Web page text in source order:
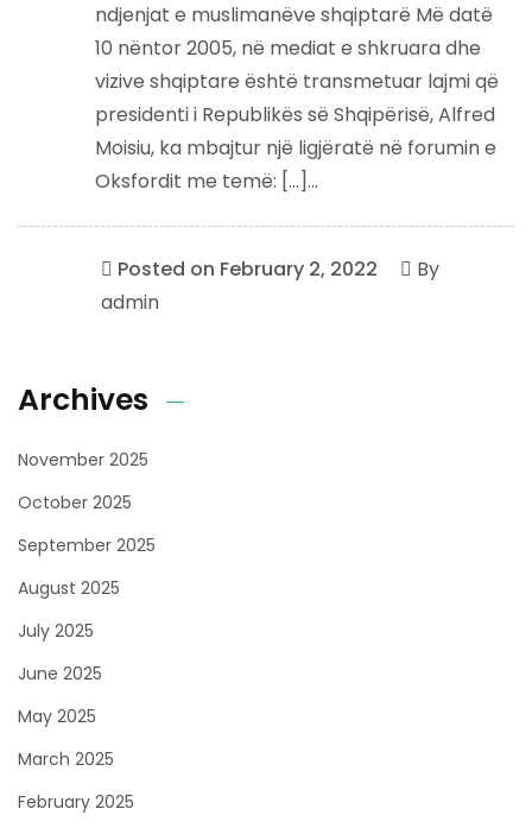
ndjenjat e muslimanëve shqiptarë Më datë
10 nëntor 2005, në mediat e shkruara dhe
vizive shqiptare është transmetuar lajmi që
presidenti i Republikës së Shqipërisë, Alfred
Moisiu, ka mbajtur një ligjëratë në forumin e
Oksfordit me temë: […]...
Posted on February 2, 2022
By
admin
Archives
November 2025
October 2025
September 2025
August 2025
July 2025
June 2025
May 2025
March 2025
February 2025